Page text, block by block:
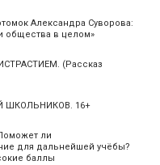
Александра Суворова:
общества в целом»
(Рассказ
ШКОЛЬНИКОВ. 16+
ли
для дальнейшей учёбы?
баллы